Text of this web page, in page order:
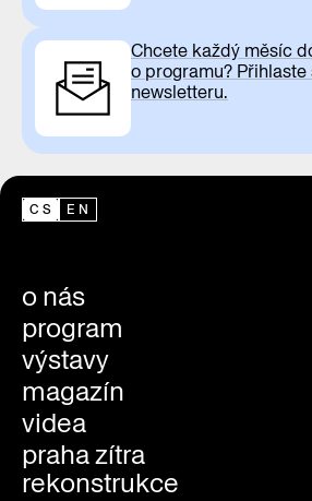
Chcete každý měsíc
o programu?
newsletteru.
CS EN
o nás
program
výstavy
magazín
videa
praha zítra
rekonstrukce